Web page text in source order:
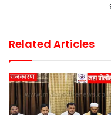
Related Articles